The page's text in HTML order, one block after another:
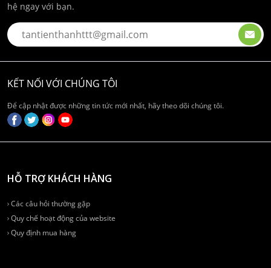
hệ ngay với bạn.
KẾT NỐI VỚI CHÚNG TÔI
Để cập nhật được những tin tức mới nhất, hãy theo dõi chúng tôi.
HỖ TRỢ KHÁCH HÀNG
Các câu hỏi thường gặp
Quy chế hoạt động của website
Quy định mua hàng